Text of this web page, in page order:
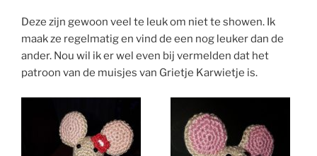
Deze zijn gewoon veel te leuk om niet te showen. Ik
maak ze regelmatig en vind de een nog leuker dan de
ander. Nou wil ik er wel even bij vermelden dat het
patroon van de muisjes van Grietje Karwietje is.